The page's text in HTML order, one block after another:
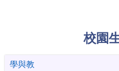
校園
學與教